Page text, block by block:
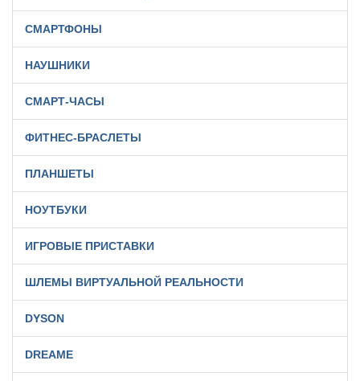
СМАРТФОНЫ
НАУШНИКИ
СМАРТ-ЧАСЫ
ФИТНЕС-БРАСЛЕТЫ
ПЛАНШЕТЫ
НОУТБУКИ
ИГРОВЫЕ ПРИСТАВКИ
ШЛЕМЫ ВИРТУАЛЬНОЙ РЕАЛЬНОСТИ
DYSON
DREAME